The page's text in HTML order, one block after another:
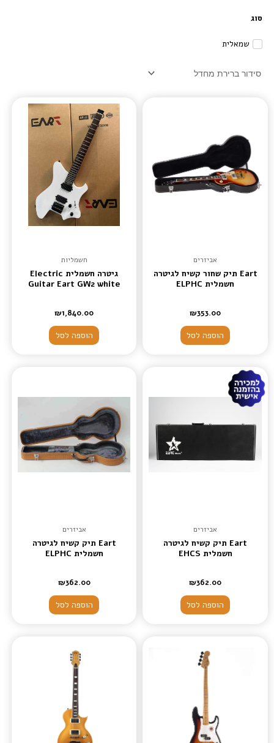
סוג
שמאלית
אביזרים
Eart תיק שחור קשיח לגיטרה
חשמלית ELPHC
₪353.00
הוספה לסל
חשמליות
גיטרה חשמלית Electric
Guitar Eart GW2 white
₪1,840.00
הוספה לסל
אביזרים
Eart תיק קשיח לגיטרה
חשמלית EHCS
₪362.00
הוספה לסל
אביזרים
Eart תיק קשיח לגיטרה
חשמלית ELPHC
₪362.00
הוספה לסל